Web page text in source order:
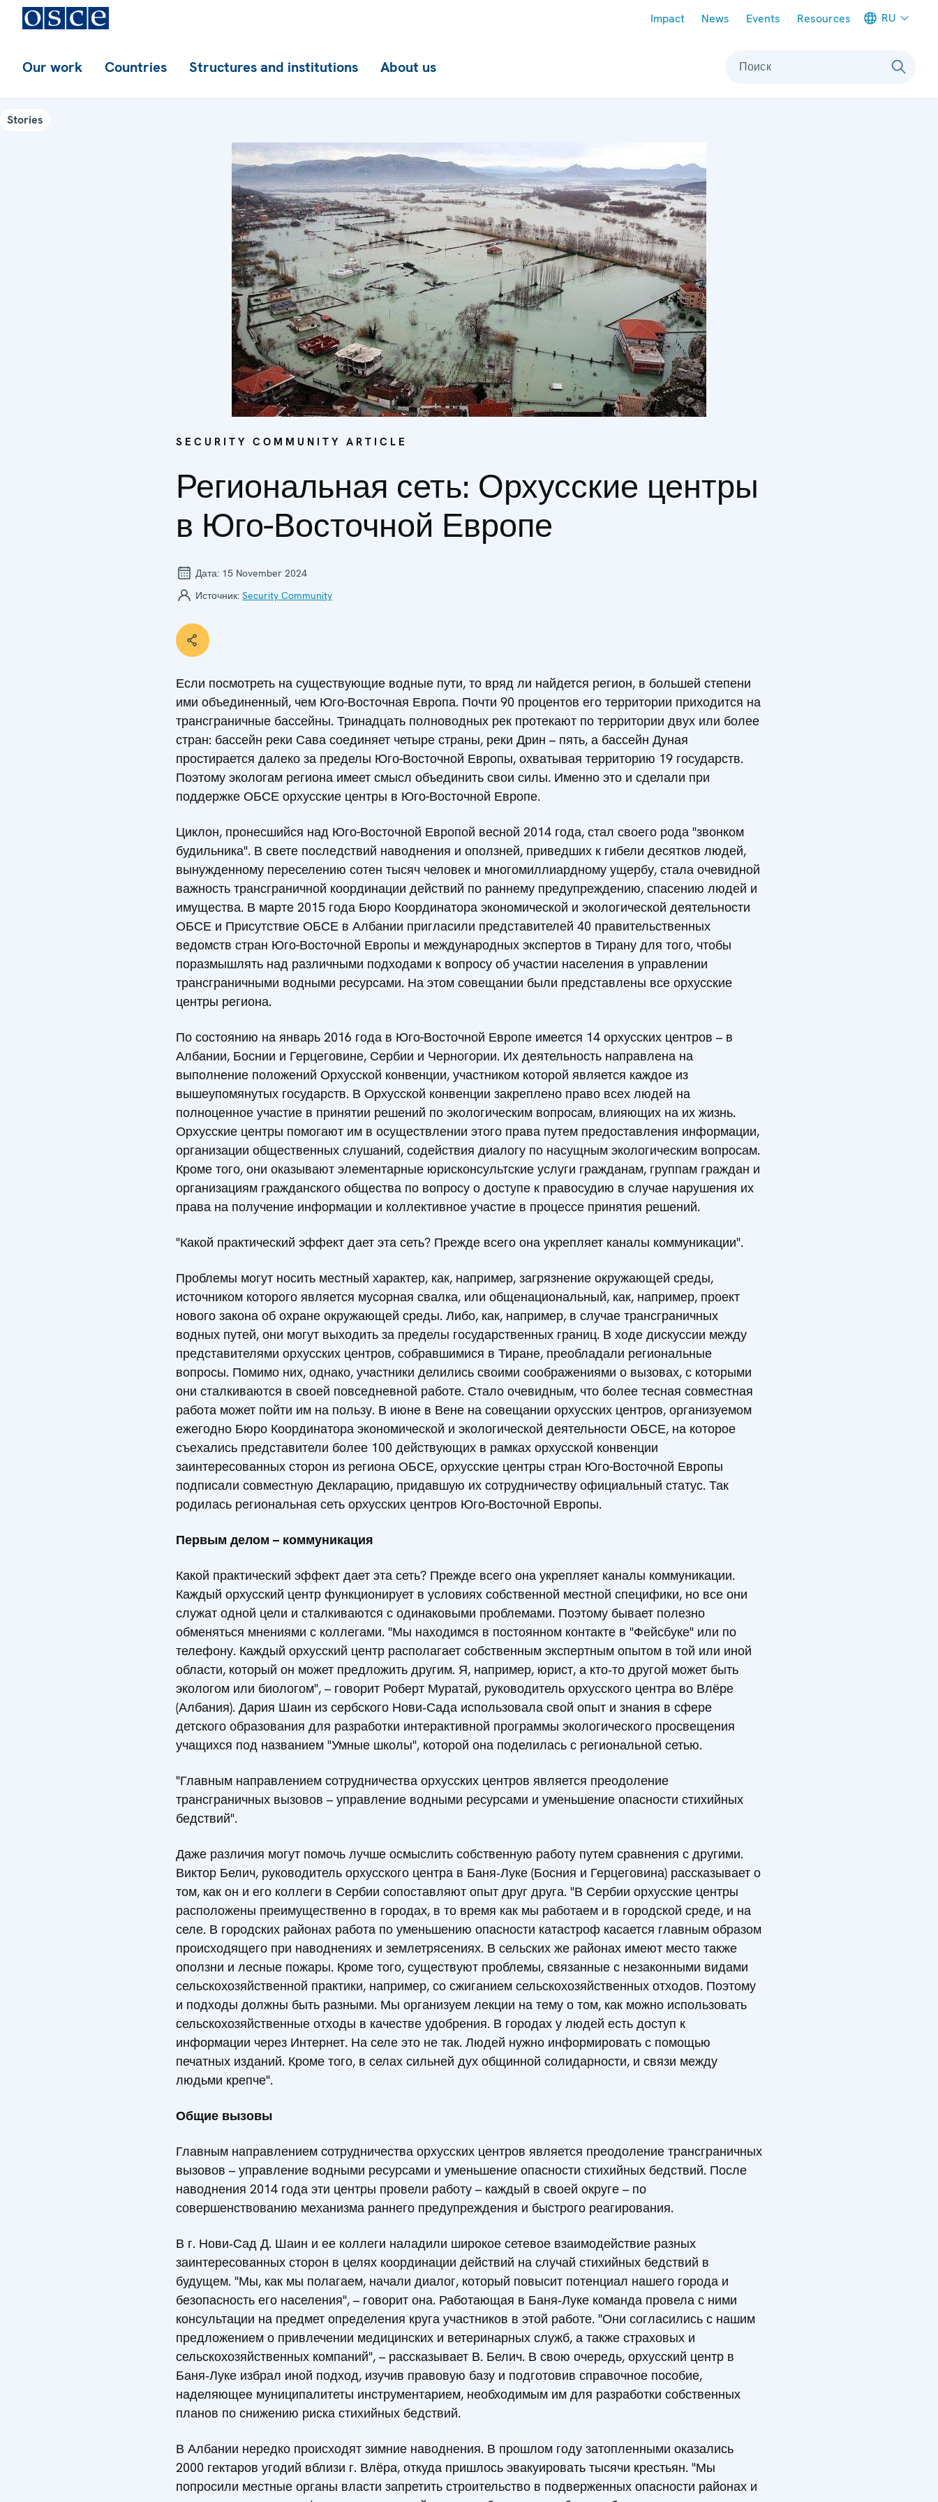
Impact News Events Resources RU
Our work Countries Structures and institutions About us Поиск
Stories
SECURITY COMMUNITY ARTICLE
Региональная сеть: Орхусские центры
в Юго-Восточной Европе
Дата: 15 November 2024
Источник: Security Community
Если посмотреть на существующие водные пути, то вряд ли найдется регион, в большей степени
ими объединенный, чем Юго-Восточная Европа. Почти 90 процентов его территории приходится на
трансграничные бассейны. Тринадцать полноводных рек протекают по территории двух или более
стран: бассейн реки Сава соединяет четыре страны, реки Дрин – пять, а бассейн Дуная
простирается далеко за пределы Юго-Восточной Европы, охватывая территорию 19 государств.
Поэтому экологам региона имеет смысл объединить свои силы. Именно это и сделали при
поддержке ОБСЕ орхусские центры в Юго-Восточной Европе.
Циклон, пронесшийся над Юго-Восточной Европой весной 2014 года, стал своего рода "звонком
будильника". В свете последствий наводнения и оползней, приведших к гибели десятков людей,
вынужденному переселению сотен тысяч человек и многомиллиардному ущербу, стала очевидной
важность трансграничной координации действий по раннему предупреждению, спасению людей и
имущества. В марте 2015 года Бюро Координатора экономической и экологической деятельности
ОБСЕ и Присутствие ОБСЕ в Албании пригласили представителей 40 правительственных
ведомств стран Юго-Восточной Европы и международных экспертов в Тирану для того, чтобы
поразмышлять над различными подходами к вопросу об участии населения в управлении
трансграничными водными ресурсами. На этом совещании были представлены все орхусские
центры региона.
По состоянию на январь 2016 года в Юго-Восточной Европе имеется 14 орхусских центров – в
Албании, Боснии и Герцеговине, Сербии и Черногории. Их деятельность направлена на
выполнение положений Орхусской конвенции, участником которой является каждое из
вышеупомянутых государств. В Орхусской конвенции закреплено право всех людей на
полноценное участие в принятии решений по экологическим вопросам, влияющих на их жизнь.
Орхусские центры помогают им в осуществлении этого права путем предоставления информации,
организации общественных слушаний, содействия диалогу по насущным экологическим вопросам.
Кроме того, они оказывают элементарные юрисконсультские услуги гражданам, группам граждан и
организациям гражданского общества по вопросу о доступе к правосудию в случае нарушения их
права на получение информации и коллективное участие в процессе принятия решений.
"Какой практический эффект дает эта сеть? Прежде всего она укрепляет каналы коммуникации".
Проблемы могут носить местный характер, как, например, загрязнение окружающей среды,
источником которого является мусорная свалка, или общенациональный, как, например, проект
нового закона об охране окружающей среды. Либо, как, например, в случае трансграничных
водных путей, они могут выходить за пределы государственных границ. В ходе дискуссии между
представителями орхусских центров, собравшимися в Тиране, преобладали региональные
вопросы. Помимо них, однако, участники делились своими соображениями о вызовах, с которыми
они сталкиваются в своей повседневной работе. Стало очевидным, что более тесная совместная
работа может пойти им на пользу. В июне в Вене на совещании орхусских центров, организуемом
ежегодно Бюро Координатора экономической и экологической деятельности ОБСЕ, на которое
съехались представители более 100 действующих в рамках орхусской конвенции
заинтересованных сторон из региона ОБСЕ, орхусские центры стран Юго-Восточной Европы
подписали совместную Декларацию, придавшую их сотрудничеству официальный статус. Так
родилась региональная сеть орхусских центров Юго-Восточной Европы.
Первым делом – коммуникация
Какой практический эффект дает эта сеть? Прежде всего она укрепляет каналы коммуникации.
Каждый орхусский центр функционирует в условиях собственной местной специфики, но все они
служат одной цели и сталкиваются с одинаковыми проблемами. Поэтому бывает полезно
обменяться мнениями с коллегами. "Мы находимся в постоянном контакте в "Фейсбуке" или по
телефону. Каждый орхусский центр располагает собственным экспертным опытом в той или иной
области, который он может предложить другим. Я, например, юрист, а кто‑то другой может быть
экологом или биологом", – говорит Роберт Муратай, руководитель орхусского центра во Влёре
(Албания). Дария Шаин из сербского Нови‑Сада использовала свой опыт и знания в сфере
детского образования для разработки интерактивной программы экологического просвещения
учащихся под названием "Умные школы", которой она поделилась с региональной сетью.
"Главным направлением сотрудничества орхусских центров является преодоление
трансграничных вызовов – управление водными ресурсами и уменьшение опасности стихийных
бедствий".
Даже различия могут помочь лучше осмыслить собственную работу путем сравнения с другими.
Виктор Белич, руководитель орхусского центра в Баня‑Луке (Босния и Герцеговина) рассказывает о
том, как он и его коллеги в Сербии сопоставляют опыт друг друга. "В Сербии орхусские центры
расположены преимущественно в городах, в то время как мы работаем и в городской среде, и на
селе. В городских районах работа по уменьшению опасности катастроф касается главным образом
происходящего при наводнениях и землетрясениях. В сельских же районах имеют место также
оползни и лесные пожары. Кроме того, существуют проблемы, связанные с незаконными видами
сельскохозяйственной практики, например, со сжиганием сельскохозяйственных отходов. Поэтому
и подходы должны быть разными. Мы организуем лекции на тему о том, как можно использовать
сельскохозяйственные отходы в качестве удобрения. В городах у людей есть доступ к
информации через Интернет. На селе это не так. Людей нужно информировать с помощью
печатных изданий. Кроме того, в селах сильней дух общинной солидарности, и связи между
людьми крепче".
Общие вызовы
Главным направлением сотрудничества орхусских центров является преодоление трансграничных
вызовов – управление водными ресурсами и уменьшение опасности стихийных бедствий. После
наводнения 2014 года эти центры провели работу – каждый в своей округе – по
совершенствованию механизма раннего предупреждения и быстрого реагирования.
В г. Нови‑Сад Д. Шаин и ее коллеги наладили широкое сетевое взаимодействие разных
заинтересованных сторон в целях координации действий на случай стихийных бедствий в
будущем. "Мы, как мы полагаем, начали диалог, который повысит потенциал нашего города и
безопасность его населения", – говорит она. Работающая в Баня‑Луке команда провела с ними
консультации на предмет определения круга участников в этой работе. "Они согласились с нашим
предложением о привлечении медицинских и ветеринарных служб, а также страховых и
сельскохозяйственных компаний", – рассказывает В. Белич. В свою очередь, орхусский центр в
Баня‑Луке избрал иной подход, изучив правовую базу и подготовив справочное пособие,
наделяющее муниципалитеты инструментарием, необходимым им для разработки собственных
планов по снижению риска стихийных бедствий.
В Албании нередко происходят зимние наводнения. В прошлом году затопленными оказались
2000 гектаров угодий вблизи г. Влёра, откуда пришлось эвакуировать тысячи крестьян. "Мы
попросили местные органы власти запретить строительство в подверженных опасности районах и